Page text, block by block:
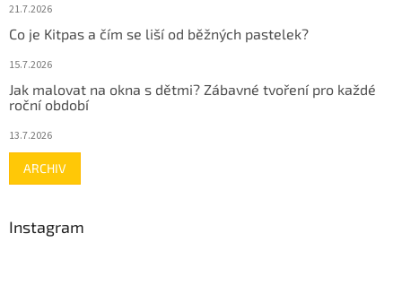
21.7.2026
Co je Kitpas a čím se liší od běžných pastelek?
15.7.2026
Jak malovat na okna s dětmi? Zábavné tvoření pro každé
roční období
13.7.2026
ARCHIV
Instagram